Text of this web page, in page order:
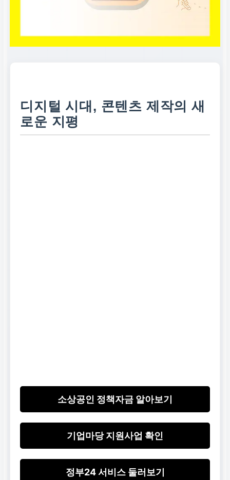
디지털 시대, 콘텐츠 제작의 새
로운 지평
소상공인 정책자금 알아보기
기업마당 지원사업 확인
정부24 서비스 둘러보기